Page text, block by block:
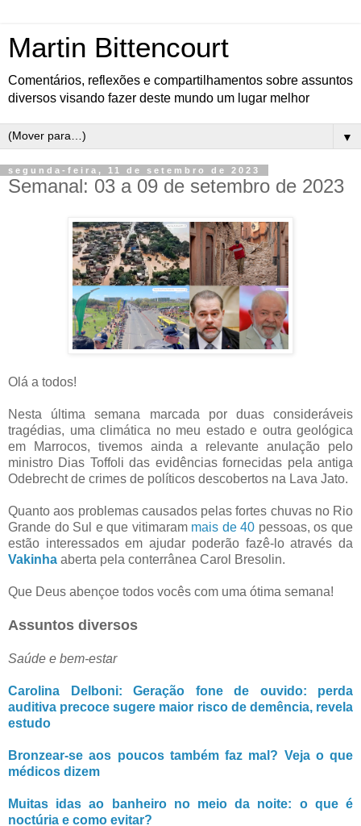
Martin Bittencourt
Comentários, reflexões e compartilhamentos sobre assuntos
diversos visando fazer deste mundo um lugar melhor
▼
segunda-feira, 11 de setembro de 2023
Semanal: 03 a 09 de setembro de 2023
Olá a todos!
Nesta última semana marcada por duas consideráveis
tragédias, uma climática no meu estado e outra geológica
em Marrocos, tivemos ainda a relevante anulação pelo
ministro Dias Toffoli das evidências fornecidas pela antiga
Odebrecht de crimes de políticos descobertos na Lava Jato.
Quanto aos problemas causados pelas fortes chuvas no Rio
Grande do Sul e que vitimaram mais de 40 pessoas, os que
estão interessados em ajudar poderão fazê-lo através da
Vakinha aberta pela conterrânea Carol Bresolin.
Que Deus abençoe todos vocês com uma ótima semana!
Assuntos diversos
Saúde e bem-estar
Carolina Delboni: Geração fone de ouvido: perda
auditiva precoce sugere maior risco de demência, revela
estudo
Bronzear-se aos poucos também faz mal? Veja o que
médicos dizem
Muitas idas ao banheiro no meio da noite: o que é
noctúria e como evitar?